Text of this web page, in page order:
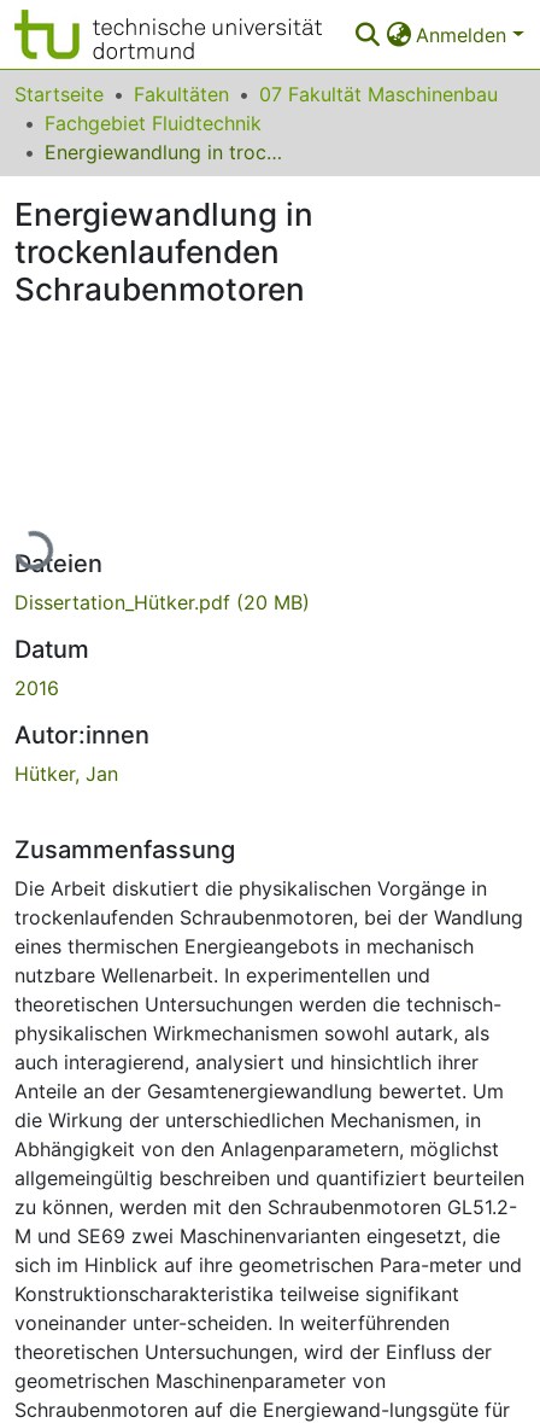
Anmelden
Bereiche & Sammlungen
Das gesamte Repositorium
FAQ
Leitlinien
Startseite Fakultäten
07 Fakultät Maschinenbau
Fachgebiet Fluidtechnik
Energiewandlung in trockenlaufenden Schraubenmotoren
Energiewandlung in
trockenlaufenden
Schraubenmotoren
Lade...
Dateien
Dissertation_Hütker.pdf (20 MB)
Datum
2016
Autor:innen
Hütker, Jan
Zusammenfassung
Die Arbeit diskutiert die physikalischen Vorgänge in
trockenlaufenden Schraubenmotoren, bei der Wandlung
eines thermischen Energieangebots in mechanisch
nutzbare Wellenarbeit. In experimentellen und
theoretischen Untersuchungen werden die technisch-
physikalischen Wirkmechanismen sowohl autark, als
auch interagierend, analysiert und hinsichtlich ihrer
Anteile an der Gesamtenergiewandlung bewertet. Um
die Wirkung der unterschiedlichen Mechanismen, in
Abhängigkeit von den Anlagenparametern, möglichst
allgemeingültig beschreiben und quantifiziert beurteilen
zu können, werden mit den Schraubenmotoren GL51.2-
M und SE69 zwei Maschinenvarianten eingesetzt, die
sich im Hinblick auf ihre geometrischen Para-meter und
Konstruktionscharakteristika teilweise signifikant
voneinander unter-scheiden. In weiterführenden
theoretischen Untersuchungen, wird der Einfluss der
geometrischen Maschinenparameter von
Schraubenmotoren auf die Energiewand-lungsgüte für